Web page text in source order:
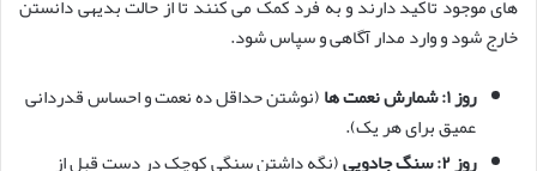
خارج شود و وارد مدار آگاهی و سپاس شود.
روز ۱: شمارش نعمت ها
(نوشتن حداقل ده نعمت و احساس قدردانی
عمیق برای هر یک).
روز ۲: سنگ جادویی
(نگه داشتن سنگی کوچک در دست قبل از